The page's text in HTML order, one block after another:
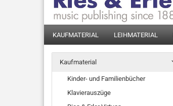
KAUFMATERIAL LEIHMATERIAL
Kaufmaterial
Kinder- und Familienbücher
Klavierauszüge